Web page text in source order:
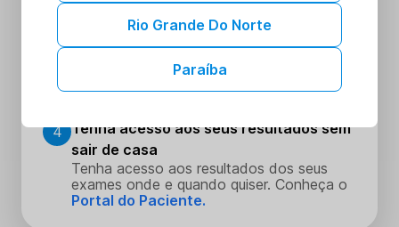
Escolha o dia e hora que melhor se
encaixe na sua rotina
Faça seus procedimentos na unidade
escolhida
4 Tenha acesso aos seus resultados sem
sair de casa
Tenha acesso aos resultados dos seus
exames onde e quando quiser. Conheça o
Portal do Paciente.
Rio Grande Do Norte
Paraíba